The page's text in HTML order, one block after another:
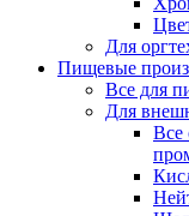
Для
Пищевые
Все для
Для
Все